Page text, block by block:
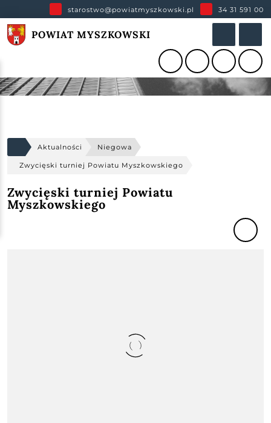
starostwo@powiatmyszkowski.pl 34 31 591 00
POWIAT MYSZKOWSKI
Aktualności Niegowa
Zwycięski turniej Powiatu Myszkowskiego
Zwycięski turniej Powiatu
Myszkowskiego